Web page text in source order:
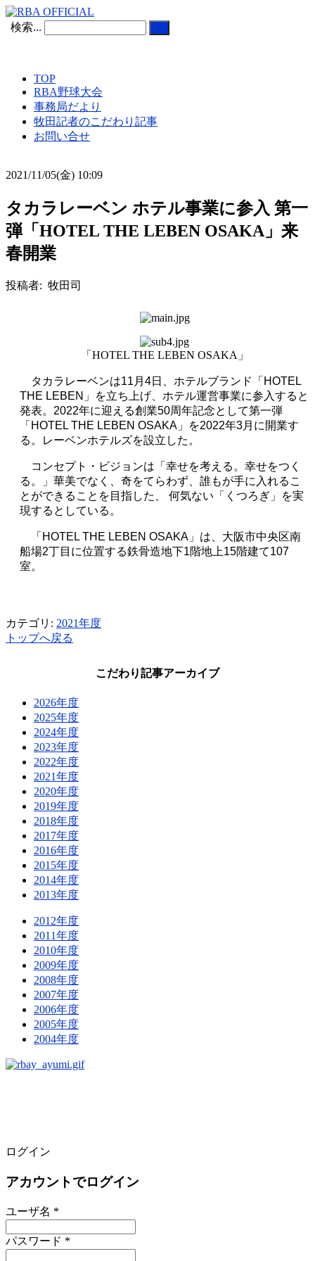
検索...
TOP
RBA野球大会
事務局だより
牧田記者のこだわり記事
お問い合せ
2021/11/05(金) 10:09
タカラレーベン ホテル事業に参入 第一
弾「HOTEL THE LEBEN OSAKA」来
春開業
投稿者: 牧田司
「HOTEL THE LEBEN OSAKA」
タカラレーベンは11 月 4日、ホテルブランド「 HOTEL
THE LEBEN 」を立ち上げ、ホテル運営事業に参入すると
発表。 2022年に迎える創業50周年記念として第一弾
「 HOTEL THE LEBEN OSAKA 」を2022年3月に開業す
る。レーベンホテルズを設立した。
コンセプト・ビジョンは「幸せを考える。幸せをつく
る。」華美でなく、奇をてらわず、誰もが手に入れるこ
とができることを目指した、 何気ない「くつろぎ」を実
現するとしている。
「 HOTEL THE LEBEN OSAKA 」は、大阪市中央区南
船場2丁目に位置する鉄骨造地下1階地上15階建て107
室。
カテゴリ: 2021年度
トップへ戻る
こだわり記事アーカイブ
2026年度
2025年度
2024年度
2023年度
2022年度
2021年度
2020年度
2019年度
2018年度
2017年度
2016年度
2015年度
2014年度
2013年度
2012年度
2011年度
2010年度
2009年度
2008年度
2007年度
2006年度
2005年度
2004年度
ログイン
アカウントでログイン
ユーザ名 *
パスワード *